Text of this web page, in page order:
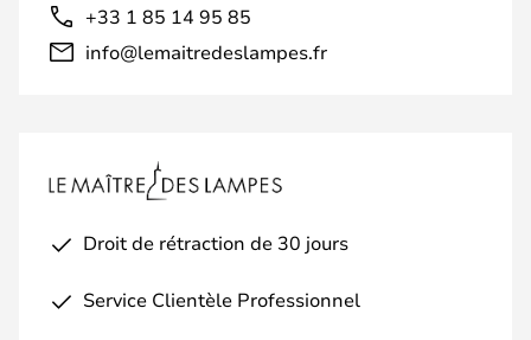
+33 1 85 14 95 85
info@lemaitredeslampes.fr
Droit de rétraction de 30 jours
Service Clientèle Professionnel